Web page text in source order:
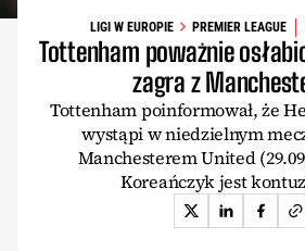
LIGI W EUROPIE PREMIER LEAGUE
Tottenham poważnie
zagra z
Tottenham poinformował, że
wystąpi w niedzielnym
Manchesterem United
Koreańczyk jest